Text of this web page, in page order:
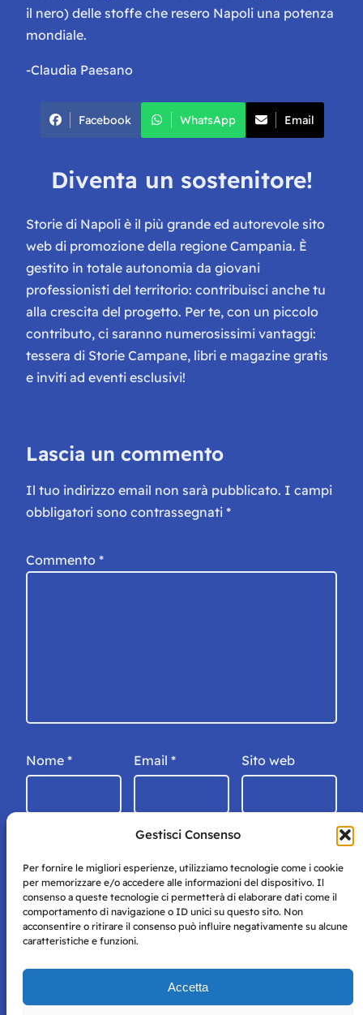
Gestisci Consenso
Per fornire le migliori esperienze, utilizziamo tecnologie come i cookie
per memorizzare e/o accedere alle informazioni del dispositivo. Il
consenso a queste tecnologie ci permetterà di elaborare dati come il
comportamento di navigazione o ID unici su questo sito. Non
acconsentire o ritirare il consenso può influire negativamente su alcune
caratteristiche e funzioni.
Accetta
il nero) delle stoffe che resero Napoli una potenza
mondiale.
-Claudia Paesano
Facebook WhatsApp Email
Diventa un sostenitore!
Storie di Napoli è il più grande ed autorevole sito
web di promozione della regione Campania. È
gestito in totale autonomia da giovani
professionisti del territorio: contribuisci anche tu
alla crescita del progetto. Per te, con un piccolo
contributo, ci saranno numerosissimi vantaggi:
tessera di Storie Campane, libri e magazine gratis
e inviti ad eventi esclusivi!
Lascia un commento
Il tuo indirizzo email non sarà pubblicato. I campi
obbligatori sono contrassegnati *
Commento *
Nome * Email * Sito web
Storie di Napoli è una testata registrata presso il tribunale di